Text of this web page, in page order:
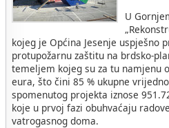
U
kojeg je Općina Jesenje uspješno
protupožarnu zaštitu na brdsko-
temeljem kojeg su za tu namjenu
eura, što čini 85 % ukupne
spomenutog projekta iznose
koje u prvoj fazi obuhvaćaju
vatrogasnog doma.